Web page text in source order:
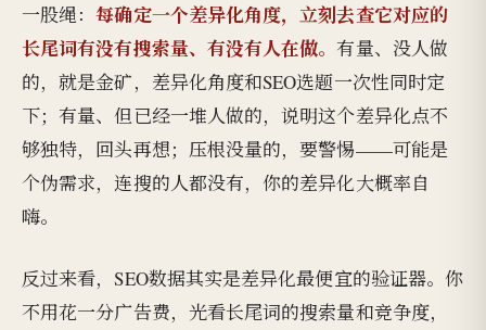
一股绳：每确定一个差异化角度，立刻去查它对应的
长尾词有没有搜索量、有没有人在做。有量、没人做
的，就是金矿，差异化角度和SEO选题一次性同时定
下；有量、但已经一堆人做的，说明这个差异化点不
够独特，回头再想；压根没量的，要警惕——可能是
个伪需求，连搜的人都没有，你的差异化大概率自
嗨。
反过来看，SEO数据其实是差异化最便宜的验证器。你
不用花一分广告费，光看长尾词的搜索量和竞争度，